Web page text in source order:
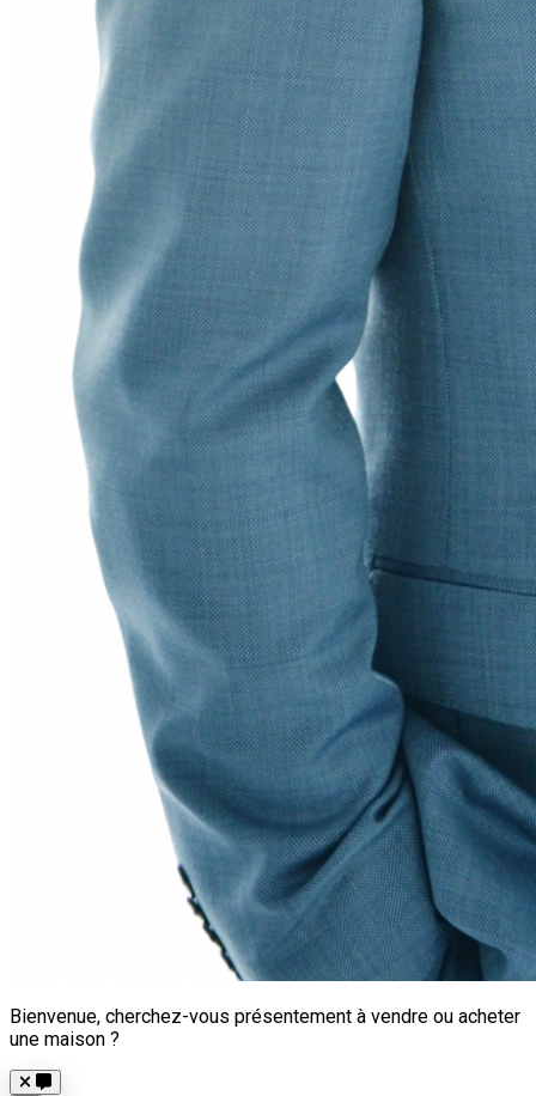
Bienvenue, cherchez-vous présentement à vendre ou acheter
une maison ?